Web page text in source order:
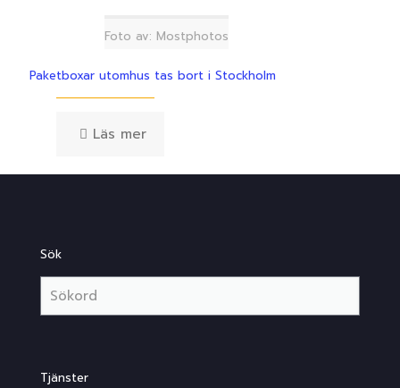
Foto av: Mostphotos
Paketboxar utomhus tas bort i Stockholm
Läs mer
Sök
Tjänster